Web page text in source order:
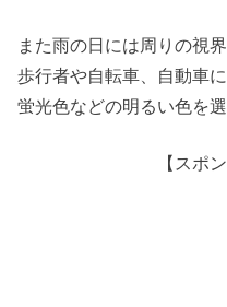
また雨の日には周りの視
歩行者や自転車、自動車
蛍光色などの明るい色を
【スポ